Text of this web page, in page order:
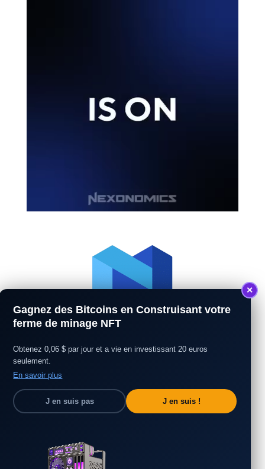
✕
Gagnez des Bitcoins en Construisant votre
ferme de minage NFT
Obtenez 0,06 $ par jour et a vie en investissant 20 euros
seulement.
En savoir plus
J en suis pas J en suis !